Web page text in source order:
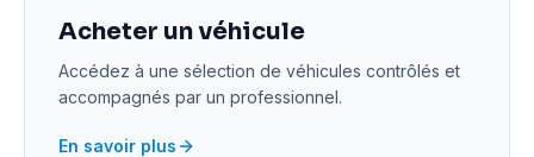
Acheter un véhicule
Accédez à une sélection de véhicules contrôlés et
accompagnés par un professionnel.
En savoir plus